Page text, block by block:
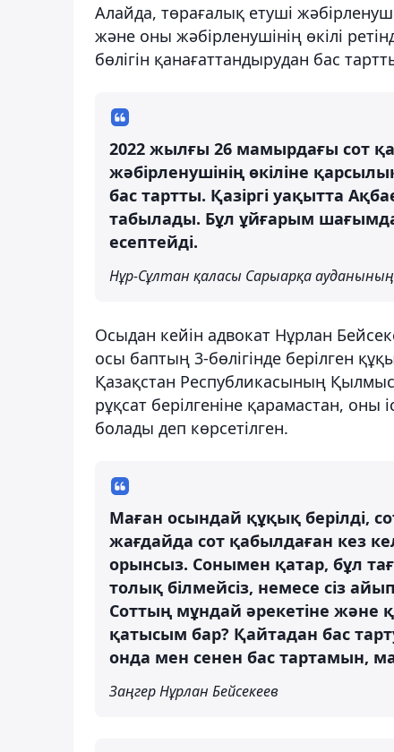
Алайда, төрағалық етуші
және оны жәбірленушінің өкілі
бөлігін қанағаттандырудан бас
2022 жылғы 26 мамырдағы сот
жәбірленушінің өкіліне
бас тартты. Қазіргі уақытта
табылады. Бұл ұйғарым
есептейді.
Нұр-Сұлтан қаласы Сарыарқа
Осыдан кейін адвокат Нұрлан
осы баптың 3-бөлігінде берілген
Қазақстан Республикасының
рұқсат берілгеніне қарамастан, оны
болады деп көрсетілген.
Маған осындай құқық берілді,
жағдайда сот қабылдаған кез
орынсыз. Сонымен қатар, бұл
толық білмейсіз, немесе сіз
Соттың мұндай әрекетіне және
қатысым бар? Қайтадан бас
онда мен сенен бас тартамын,
Заңгер Нұрлан Бейсекеев